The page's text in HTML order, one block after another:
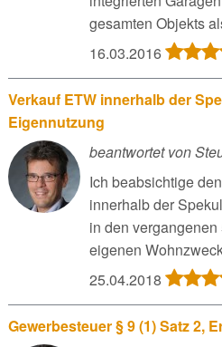
gesamten Objekts
16.03.2016
Verkauf ETW innerhalb der
Eigennutzung
beantwortet von
Ich beabsichtige
innerhalb der
in den
eigenen
25.04.2018
Gewerbesteuer § 9 (1) Satz 2,